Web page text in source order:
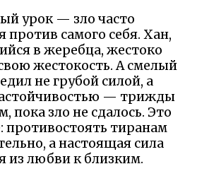
урок — зло часто
против самого себя. Хан,
в жеребца, жестоко
жестокость. А смелый
не грубой силой, а
— трижды
пока зло не сдалось. Это
противостоять тиранам
а настоящая сила
из любви к близким.